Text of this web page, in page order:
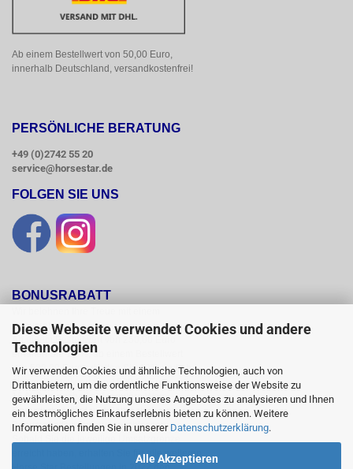
Diese Webseite verwendet Cookies und andere
Technologien
Wir verwenden Cookies und ähnliche Technologien, auch von
Drittanbietern, um die ordentliche Funktionsweise der Website zu
gewährleisten, die Nutzung unseres Angebotes zu analysieren und Ihnen
ein bestmögliches Einkaufserlebnis bieten zu können. Weitere
Informationen finden Sie in unserer Datenschutzerklärung.
Alle Akzeptieren
Ab einem Bestellwert von 50,00 Euro,
innerhalb Deutschland, versandkostenfrei!
PERSÖNLICHE BERATUNG
+49 (0)2742 55 20
service@horsestar.de
FOLGEN SIE UNS
BONUSRABATT
Bonusrabatt.
Ab einem Bestellwert von 250,00 Euro
erhalten Sie 10 %, ab einem Bestellwert
von 500,00 Euro erhalten Sie 12% und ab
einem  Bestellwert von 1500,00 Euro
15 % Bonusrabatt auf reguläre Ware.
Reduzierte Artikel und Sättel sind vom
Bonusrabattsystem ausgeschlossen.
erreicht haben, erhalten Sie für alle weiteren